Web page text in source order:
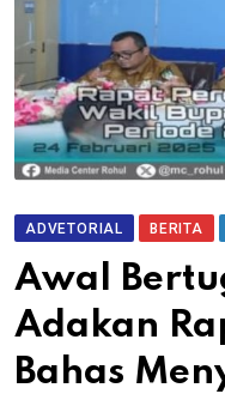
ADVETORIAL BERITA
Awal
Adakan
Bahas